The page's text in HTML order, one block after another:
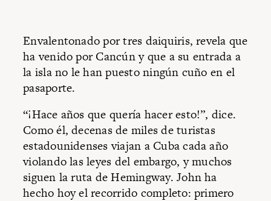
Envalentonado por tres daiquiris, revela que
ha venido por Cancún y que a su entrada a
la isla no le han puesto ningún cuño en el
pasaporte.
“¡Hace años que quería hacer esto!”, dice.
Como él, decenas de miles de turistas
estadounidenses viajan a Cuba cada año
violando las leyes del embargo, y muchos
siguen la ruta de Hemingway. John ha
hecho hoy el recorrido completo: primero